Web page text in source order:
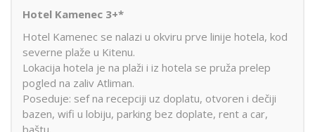
Hotel Kamenec 3+*
Hotel Kamenec se nalazi u okviru prve linije hotela, kod
severne plaže u Kitenu.
Lokacija hotela je na plaži i iz hotela se pruža prelep
pogled na zaliv Atliman.
Poseduje: sef na recepciji uz doplatu, otvoren i dečiji
bazen, wifi u lobiju, parking bez doplate, rent a car,